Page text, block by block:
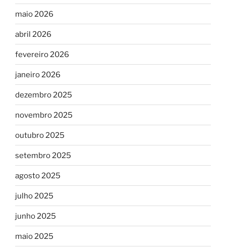
maio 2026
abril 2026
fevereiro 2026
janeiro 2026
dezembro 2025
novembro 2025
outubro 2025
setembro 2025
agosto 2025
julho 2025
junho 2025
maio 2025